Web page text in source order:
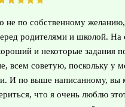
не по собственному желанию,
родителями и школой. На
и некоторые задания
всем советую, поскольку у
И по выше написанному, вы
что я очень люблю